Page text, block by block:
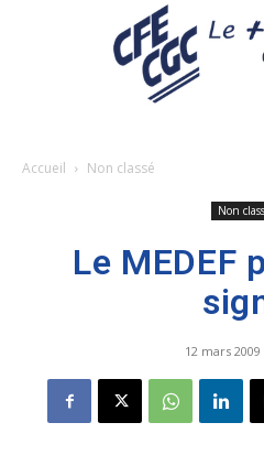
Accueil Non classé
Non
Le MEDEF
12 mars 2009